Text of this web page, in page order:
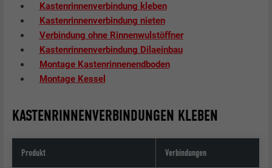
Kastenrinnenverbindung kleben
Kastenrinnenverbindung nieten
Verbindung ohne Rinnenwulstöffner
Kastenrinnenverbindung Dilaeinbau
Montage Kastenrinnenendboden
Montage Kessel
KASTENRINNENVERBINDUNGEN KLEBEN
Produkt Verbindungen